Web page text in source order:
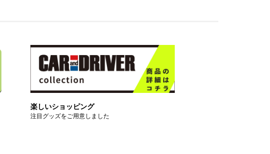
楽しいショッピング
注目グッズをご用意しました